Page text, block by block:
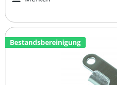
Bestandsbereinigung